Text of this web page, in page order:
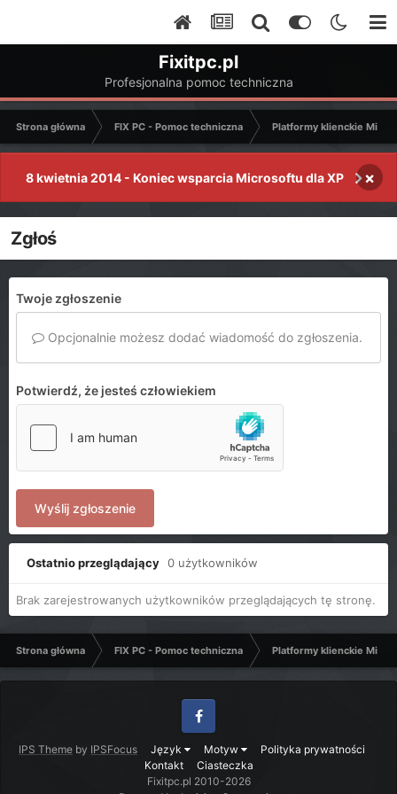
Fixitpc.pl
Profesjonalna pomoc techniczna
Strona główna FIX PC - Pomoc techniczna Platformy klienckie
8 kwietnia 2014 - Koniec wsparcia Microsoftu dla XP ×
Zgłoś
Twoje zgłoszenie
Opcjonalnie możesz dodać wiadomość do zgłoszenia.
Potwierdź, że jesteś człowiekiem
Wyślij zgłoszenie
Ostatnio przeglądający 0 użytkowników
Brak zarejestrowanych użytkowników przeglądających tę stronę.
Strona główna FIX PC - Pomoc techniczna Platformy klienckie
IPS Theme by IPSFocus Język Motyw
Polityka prywatności
Kontakt
Ciasteczka
Facebook
Fixitpc.pl 2010-2026